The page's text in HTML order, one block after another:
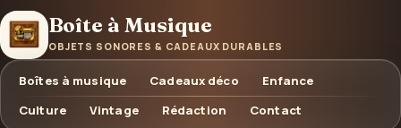
Boîte à Musique
OBJETS SONORES & CADEAUX DURABLES
Boîtes à musique Cadeaux déco
Enfance
Culture
Vintage Rédaction Contact